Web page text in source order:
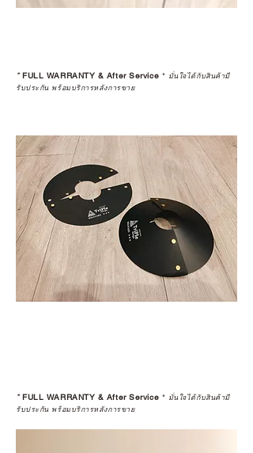
*FULL WARRANTY & After Service * มั่นใจได้กับสินค้ามี
รับประกัน พร้อมบริการหลังการขาย
*FULL WARRANTY & After Service * มั่นใจได้กับสินค้ามี
รับประกัน พร้อมบริการหลังการขาย